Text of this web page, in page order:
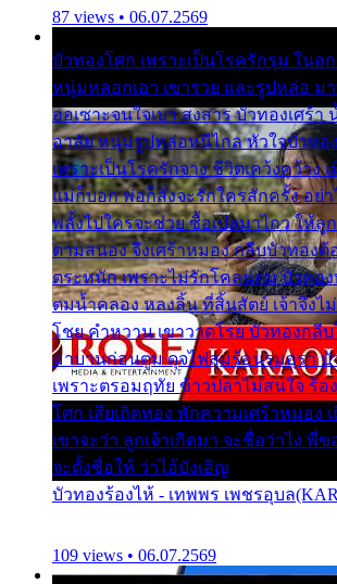
87 views • 06.07.2569
บัวทองโศก เพราะเป็นโรครักรุม ใน
หนุ่มหลอกเอา เขารวย และรูปหล่อ ม
ออเซาะจนใจเบา สงสาร บัวทองเศร้า
อาลัย หนุ่มรูปหล่อหนีไกล หัวใจบัวทอ
เพราะเป็นโรครักจาง ชีวิตเคว้งคว้าง
แม่ก็บอก พ่อก็สั่งจะรักใครสักครั้ง อย่
พลั้งไปใครจะช่วย ซื้อเปลมาไกว ให้ลู
ตามสนอง จึงเศร้าหมอง กลีบบัวทองต้
ตระหนัก เพราะไม่รักโคลนตม บัวทอ
ตมน้ำคลอง หลงลิ้น ที่สิ้นสัตย์ เจ้าจึงไ
โชย คำหวาน เขาวาดโรย บัวทองกลี
มาบานก่อนตูม ดุจไฟสุมร้อนรุมอุรา บั
เพราะตรอมฤทัย ข้าวปลาไม่สนใจ ร้อ
โศก เสียเถิดทอง พักความเศร้าหมอง
เขาจะว่า ลูกเจ้าเกิดมา จะชื่อว่าไง พี่
จะตั้งชื่อให้ ว่าไอ้บังเอิญ
บัวทองร้องไห้ - เทพพร เพชรอุบล
109 views • 06.07.2569